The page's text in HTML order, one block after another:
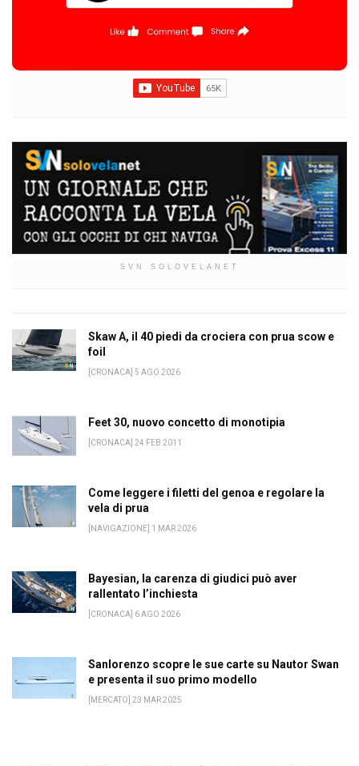
SVN SOLOVELANET
Skaw A, il 40 piedi da crociera con prua scow e
foil
[CRONACA] 5 AGO 2026
Feet 30, nuovo concetto di monotipia
[CRONACA] 24 FEB 2011
Come leggere i filetti del genoa e regolare la
vela di prua
[NAVIGAZIONE] 1 MAR 2026
Bayesian, la carenza di giudici può aver
rallentato l’inchiesta
[CRONACA] 6 AGO 2026
Sanlorenzo scopre le sue carte su Nautor Swan
e presenta il suo primo modello
[MERCATO] 23 MAR 2025